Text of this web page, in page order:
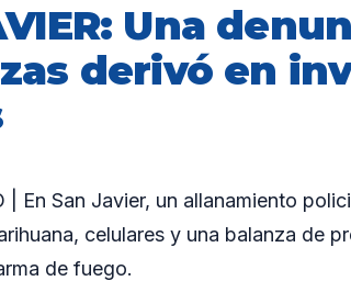
Una
derivó en
| En San Javier, un allanamiento
celulares y una balanza de
de fuego.